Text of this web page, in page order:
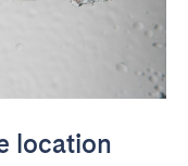
location